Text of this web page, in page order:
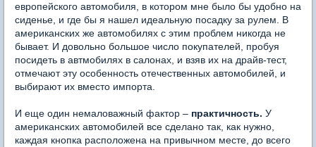
европейского автомобиля, в котором мне было бы удобно на
сиденье, и где бы я нашел идеальную посадку за рулем. В
американских же автомобилях с этим проблем никогда не
бывает. И довольно большое число покупателей, пробуя
посидеть в автмобилях в салонах, и взяв их на драйв-тест,
отмечают эту особенность отечественных автомобилей, и
выбирают их вместо импорта.
И еще один немаловажный фактор – практичность. У
американских автомобилей все сделано так, как нужно,
каждая кнопка расположена на привычном месте, до всего